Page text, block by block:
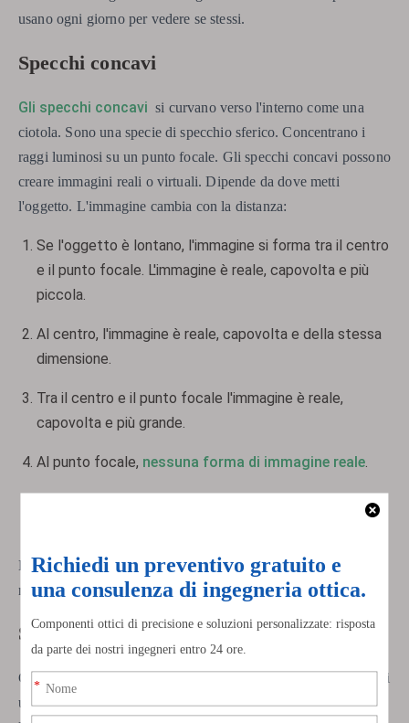
usano ogni giorno per vedere se stessi.
Specchi concavi
Gli specchi concavi si curvano verso l'interno come una
ciotola. Sono una specie di specchio sferico. Concentrano i
raggi luminosi su un punto focale. Gli specchi concavi possono
creare immagini reali o virtuali. Dipende da dove metti
l'oggetto. L'immagine cambia con la distanza:
Se l'oggetto è lontano, l'immagine si forma tra il centro
e il punto focale. L'immagine è reale, capovolta e più
piccola.
Al centro, l'immagine è reale, capovolta e della stessa
dimensione.
Tra il centro e il punto focale l'immagine è reale,
capovolta e più grande.
Al punto focale, nessuna forma di immagine reale
Le persone usano specchi concavi negli specchi per il trucco e
nei telescopi. Aiutano a far sembrare le cose più grandi.
Specchi convessi
Gli specchi convessi si curvano verso l'esterno come il dorso di
un cucchiaio. Sono anche specchi sferici. Diffondono i raggi